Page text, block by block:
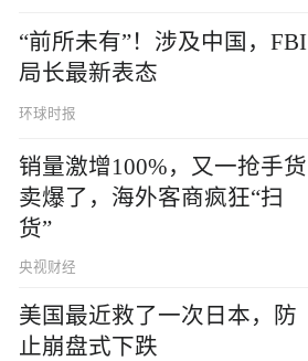
“前所未有”！涉及中国，FBI
局长最新表态
环球时报
销量激增100%，又一抢手货
卖爆了，海外客商疯狂“扫
货”
央视财经
美国最近救了一次日本，防
止崩盘式下跌